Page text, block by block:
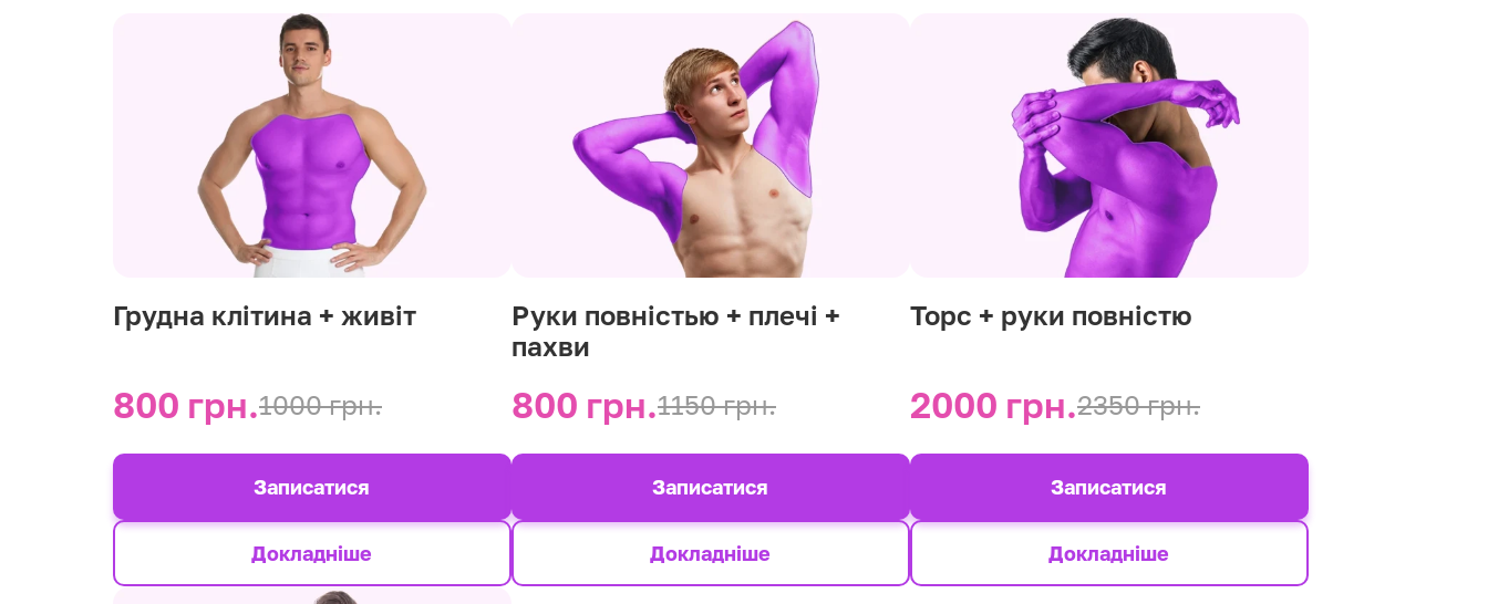
Грудна клітина + живіт
800 грн.1000 грн.
Докладніше
Записатися
Руки повністью + плечі +
пахви
800 грн.1150 грн.
Докладніше
Записатися
Торс + руки повністю
2000 грн.2350 грн.
Докладніше
Записатися